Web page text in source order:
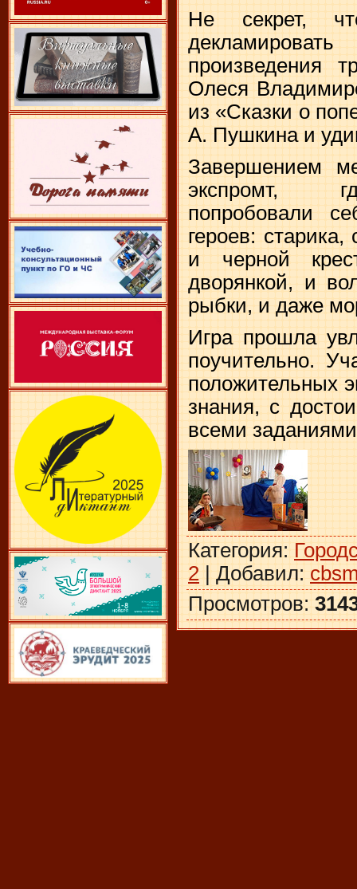
Не секрет,
произведения
Олеся
из «Сказки о
А. Пушкина и
Завершением
экспромт,
попробовали
героев:
и черной
дворянкой, и
рыбки, и даже
Игра прошла
поучительно.
положительных
знания, с
всеми
Категория:
2 | Добавил:
Просмотров: